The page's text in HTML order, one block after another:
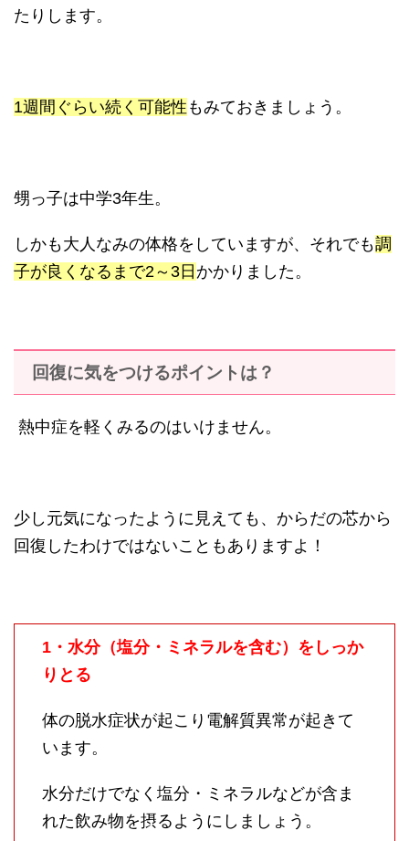
たりします。
1週間ぐらい続く可能性 もみておきましょう。
甥っ子は中学3年生。
しかも大人なみの体格をしていますが、それでも調
子が良くなるまで2～3日かかりました。
回復に気をつけるポイントは？
熱中症を軽くみるのはいけません。
少し元気になったように見えても、からだの芯から
回復したわけではないこともありますよ！
1・水分（塩分・ミネラルを含む）をしっか
りとる
体の脱水症状が起こり電解質異常が起きて
います。
水分だけでなく塩分・ミネラルなどが含ま
れた飲み物を摂るようにしましょう。